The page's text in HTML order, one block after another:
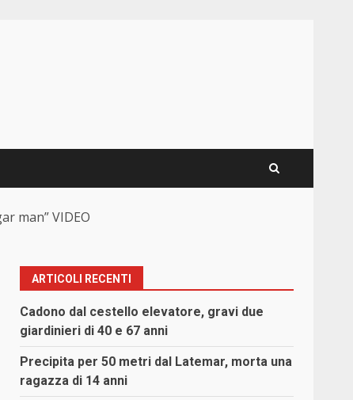
man” VIDEO
ARTICOLI RECENTI
Cadono dal cestello elevatore, gravi due
giardinieri di 40 e 67 anni
Precipita per 50 metri dal Latemar, morta una
ragazza di 14 anni